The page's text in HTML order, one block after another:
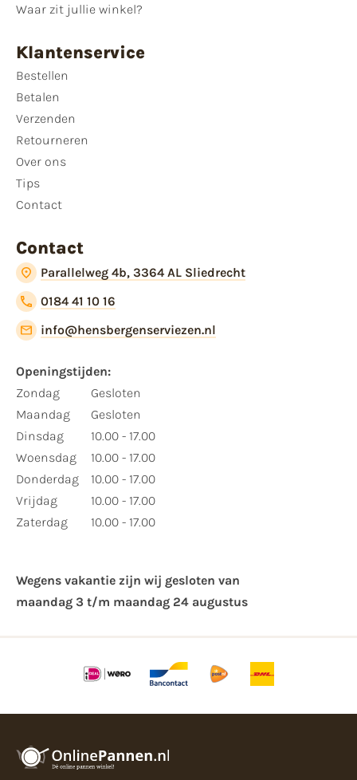
Waar zit jullie winkel?
Klantenservice
Bestellen
Betalen
Verzenden
Retourneren
Over ons
Tips
Contact
Contact
Parallelweg 4b, 3364 AL Sliedrecht
0184 41 10 16
info@hensbergenserviezen.nl
Openingstijden:
Zondag
Maandag
Dinsdag
Woensdag
Donderdag
Vrijdag
Zaterdag
Gesloten
Gesloten
10.00 - 17.00
10.00 - 17.00
10.00 - 17.00
10.00 - 17.00
10.00 - 17.00
Wegens vakantie zijn wij gesloten van ​
maandag 3 t/m maandag 24 augustus